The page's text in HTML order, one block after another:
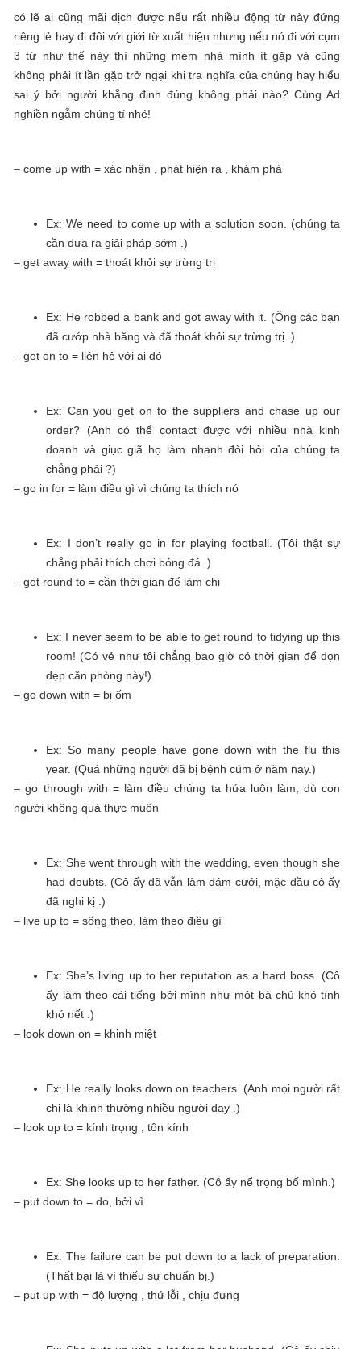
có lẽ ai cũng mãi dịch được nếu rất nhiều động từ này đứng
riêng lẻ hay đi đôi với giới từ xuất hiện nhưng nếu nó đi với cụm
3 từ như thế này thì những mem nhà mình ít gặp và cũng
không phải ít lần gặp trở ngại khi tra nghĩa của chúng hay hiểu
sai ý bởi người khẳng định đúng không phải nào? Cùng Ad
nghiền ngẫm chúng tí nhé!
– come up with = xác nhận , phát hiện ra , khám phá
Ex: We need to come up with a solution soon. (chúng ta
cần đưa ra giải pháp sớm .)
– get away with = thoát khỏi sự trừng trị
Ex: He robbed a bank and got away with it. (Ông các bạn
đã cướp nhà băng và đã thoát khỏi sự trừng trị .)
– get on to = liên hệ với ai đó
Ex: Can you get on to the suppliers and chase up our
order? (Anh có thể contact được với nhiều nhà kinh
doanh và giục giã họ làm nhanh đòi hỏi của chúng ta
chẳng phải ?)
– go in for = làm điều gì vì chúng ta thích nó
Ex: I don’t really go in for playing football. (Tôi thật sự
chẳng phải thích chơi bóng đá .)
– get round to = cần thời gian để làm chi
Ex: I never seem to be able to get round to tidying up this
room! (Có vẻ như tôi chẳng bao giờ có thời gian để dọn
dẹp căn phòng này!)
– go down with = bị ốm
Ex: So many people have gone down with the flu this
year. (Quá những người đã bị bệnh cúm ở năm nay.)
– go through with = làm điều chúng ta hứa luôn làm, dù con
người không quả thực muốn
Ex: She went through with the wedding, even though she
had doubts. (Cô ấy đã vẫn làm đám cưới, mặc dầu cô ấy
đã nghi kị .)
– live up to = sống theo, làm theo điều gì
Ex: She’s living up to her reputation as a hard boss. (Cô
ấy làm theo cái tiếng bởi mình như một bà chủ khó tính
khó nết .)
– look down on = khinh miệt
Ex: He really looks down on teachers. (Anh mọi người rất
chi là khinh thường nhiều người dạy .)
– look up to = kính trọng , tôn kính
Ex: She looks up to her father. (Cô ấy nể trọng bố mình.)
– put down to = do, bởi vì
Ex: The failure can be put down to a lack of preparation.
(Thất bại là vì thiếu sự chuẩn bị.)
– put up with = độ lượng , thứ lỗi , chịu đựng